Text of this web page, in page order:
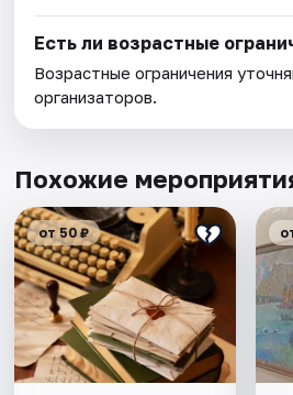
Есть ли возрастные
Возрастные ограничения
организаторов.
Похожие
от 50 ₽